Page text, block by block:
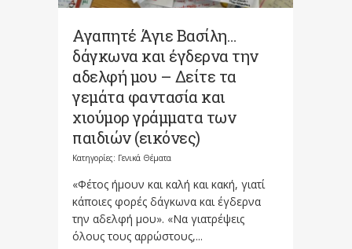
Αγαπητέ Άγιε Βασίλη…
δάγκωνα και έγδερνα την
αδελφή μου – Δείτε τα
γεμάτα φαντασία και
χιούμορ γράμματα των
παιδιών (εικόνες)
Κατηγορίες: Γενικά Θέματα
«Φέτος ήμουν και καλή και κακή, γιατί
κάποιες φορές δάγκωνα και έγδερνα
την αδελφή μου». «Να γιατρέψεις
όλους τους αρρώστους,...